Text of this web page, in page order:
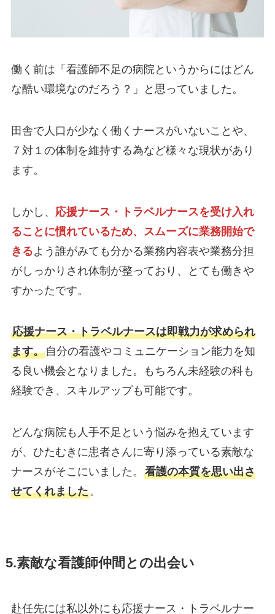
働く前は「看護師不足の病院というからにはどん
な酷い環境なのだろう？」と思っていました。
田舎で人口が少なく働くナースがいないことや、
７対１の体制を維持する為など様々な現状があり
ます。
しかし、 応援ナース・トラベルナースを受け入れ
ることに慣れているため、スムーズに業務開始で
きるよう誰がみても分かる業務内容表や業務分担
がしっかりされ体制が整っており、とても働きや
すかったです。
応援ナース・トラベルナースは即戦力が求められ
ます。自分の看護やコミュニケーション能力を知
る良い機会となりました。もちろん未経験の科も
経験でき、スキルアップも可能です。
どんな病院も人手不足という悩みを抱えています
が、ひたむきに患者さんに寄り添っている素敵な
ナースがそこにいました。 看護の本質を思い出さ
せてくれました。
5.素敵な看護師仲間との出会い
赴任先には私以外にも応援ナース・トラベルナー